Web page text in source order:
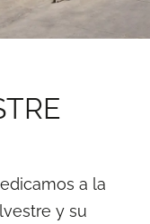
a la
y su